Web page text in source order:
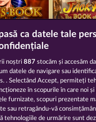
JACK POTTER AND THE BOOK OF TEOS
ca datele tale
noștri887 stocăm și accesăm
datele de navigare sau
. Selectând Accept, permiteți
în scopurile în care noi
furnizate, scopuri prezentate
sau retragându-vă
tehnologiile de urmărire sunt